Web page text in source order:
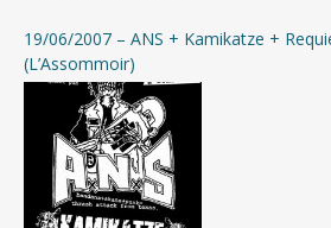
19/06/2007 – ANS + Kamikatze +
(L’Assommoir)